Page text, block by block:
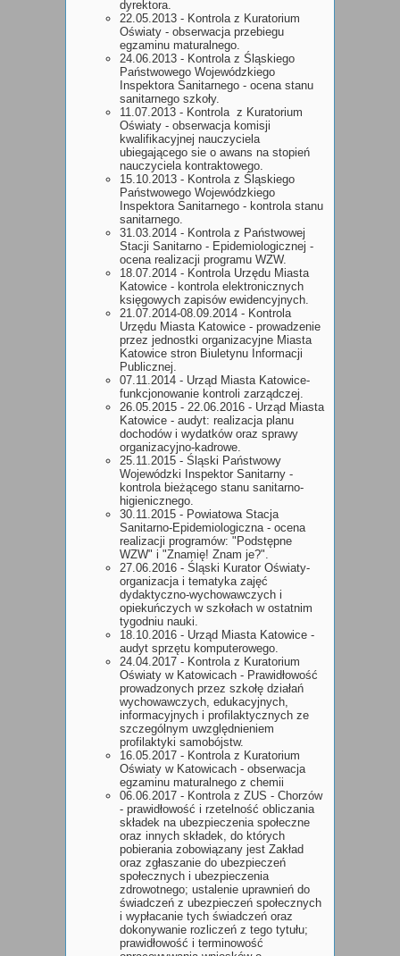
dyrektora.
22.05.2013 - Kontrola z Kuratorium
Oświaty - obserwacja przebiegu
egzaminu maturalnego.
24.06.2013 - Kontrola z Śląskiego
Państwowego Wojewódzkiego
Inspektora Sanitarnego - ocena stanu
sanitarnego szkoły.
11.07.2013 - Kontrola z Kuratorium
Oświaty - obserwacja komisji
kwalifikacyjnej nauczyciela
ubiegającego sie o awans na stopień
nauczyciela kontraktowego.
15.10.2013 - Kontrola z Śląskiego
Państwowego Wojewódzkiego
Inspektora Sanitarnego - kontrola stanu
sanitarnego.
31.03.2014 - Kontrola z Państwowej
Stacji Sanitarno - Epidemiologicznej -
ocena realizacji programu WZW.
18.07.2014 - Kontrola Urzędu Miasta
Katowice - kontrola elektronicznych
księgowych zapisów ewidencyjnych.
21.07.2014-08.09.2014 - Kontrola
Urzędu Miasta Katowice - prowadzenie
przez jednostki organizacyjne Miasta
Katowice stron Biuletynu Informacji
Publicznej.
07.11.2014 - Urząd Miasta Katowice-
funkcjonowanie kontroli zarządczej.
26.05.2015 - 22.06.2016 - Urząd Miasta
Katowice - audyt: realizacja planu
dochodów i wydatków oraz sprawy
organizacyjno-kadrowe.
25.11.2015 - Śląski Państwowy
Wojewódzki Inspektor Sanitarny -
kontrola bieżącego stanu sanitarno-
higienicznego.
30.11.2015 - Powiatowa Stacja
Sanitarno-Epidemiologiczna - ocena
realizacji programów: "Podstępne
WZW" i "Znamię! Znam je?".
27.06.2016 - Śląski Kurator Oświaty-
organizacja i tematyka zajęć
dydaktyczno-wychowawczych i
opiekuńczych w szkołach w ostatnim
tygodniu nauki.
18.10.2016 - Urząd Miasta Katowice -
audyt sprzętu komputerowego.
24.04.2017 - Kontrola z Kuratorium
Oświaty w Katowicach - Prawidłowość
prowadzonych przez szkołę działań
wychowawczych, edukacyjnych,
informacyjnych i profilaktycznych ze
szczególnym uwzględnieniem
profilaktyki samobójstw.
16.05.2017 - Kontrola z Kuratorium
Oświaty w Katowicach - obserwacja
egzaminu maturalnego z chemii
06.06.2017 - Kontrola z ZUS - Chorzów
- prawidłowość i rzetelność obliczania
składek na ubezpieczenia społeczne
oraz innych składek, do których
pobierania zobowiązany jest Zakład
oraz zgłaszanie do ubezpieczeń
społecznych i ubezpieczenia
zdrowotnego; ustalenie uprawnień do
świadczeń z ubezpieczeń społecznych
i wypłacanie tych świadczeń oraz
dokonywanie rozliczeń z tego tytułu;
prawidłowość i terminowość